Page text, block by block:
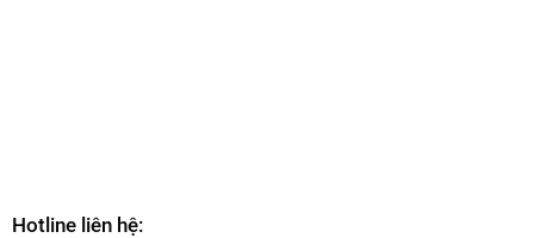
Hotline liên hệ: